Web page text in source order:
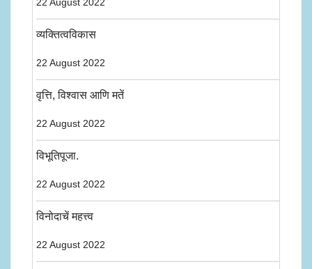
22 August 2022
व्यक्तित्वविकास
22 August 2022
वृत्ति, विश्वास आणि मतें
22 August 2022
विभूतिपूजा.
22 August 2022
विनोदाचें महत्त्व
22 August 2022